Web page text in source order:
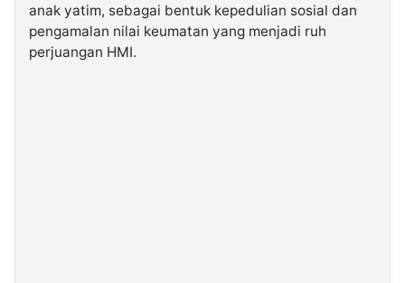
anak yatim, sebagai bentuk kepedulian sosial dan
pengamalan nilai keumatan yang menjadi ruh
perjuangan HMI.